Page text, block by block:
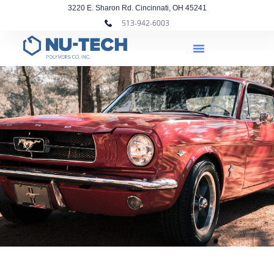
3220 E. Sharon Rd. Cincinnati, OH 45241
513-942-6003